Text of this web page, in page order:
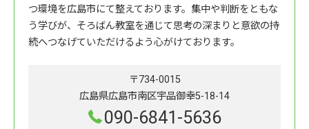
つ環境を広島市にて整えております。集中や判断をともな
う学びが、そろばん教室を通じて思考の深まりと意欲の持
続へつなげていただけるよう心がけております。
〒734-0015
広島県広島市南区宇品御幸5-18-14
090-6841-5636